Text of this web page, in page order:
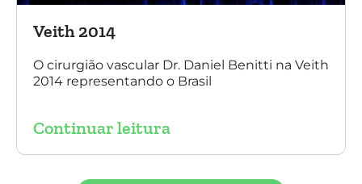
Veith 2014
O cirurgião vascular Dr. Daniel Benitti na Veith
2014 representando o Brasil
Continuar leitura